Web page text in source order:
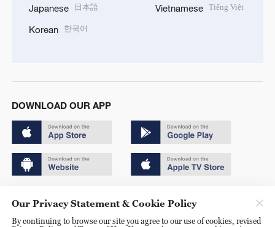
Japanese 日本語
Korean 한국어
Vietnamese Tiếng Việt
DOWNLOAD OUR APP
京ICP备20000184号
Our Privacy Statement & Cookie Policy
By continuing to browse our site you agree to our use of cookies, revised